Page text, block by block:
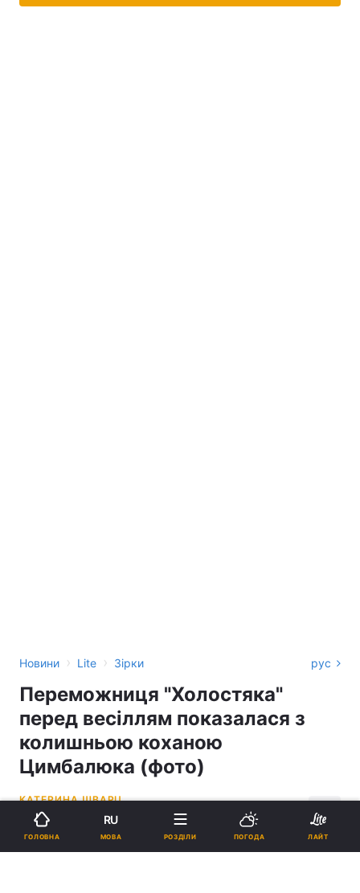
Новини › Lite › Зірки рус
Переможниця "Холостяка"
перед весіллям показалася з
колишньою коханою
Цимбалюка (фото)
КАТЕРИНА ШВАРЦ
13:04, 05.06.26
ГОЛОВНА
RU
МОВА РОЗДІЛИ ПОГОДА ЛАЙТ